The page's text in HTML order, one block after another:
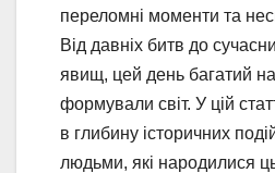
переломні моменти та
Від давніх битв до
явищ, цей день багатий на
формували світ. У цій
в глибину історичних
людьми, які народилися